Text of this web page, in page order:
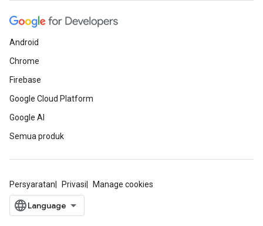
Android
Chrome
Firebase
Google Cloud Platform
Google AI
Semua produk
Persyaratan Privasi Manage cookies